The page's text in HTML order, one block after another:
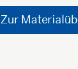
Zur